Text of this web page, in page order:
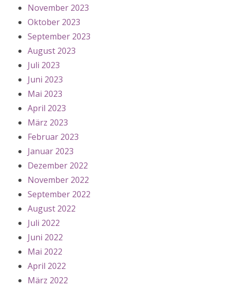
November 2023
Oktober 2023
September 2023
August 2023
Juli 2023
Juni 2023
Mai 2023
April 2023
März 2023
Februar 2023
Januar 2023
Dezember 2022
November 2022
September 2022
August 2022
Juli 2022
Juni 2022
Mai 2022
April 2022
März 2022